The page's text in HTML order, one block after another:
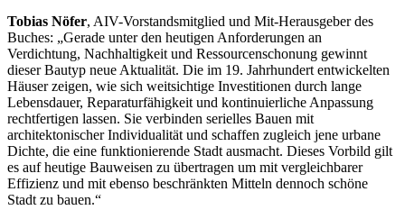
Tobias Nöfer, AIV-Vorstandsmitglied und Mit-Herausgeber des
Buches: „Gerade unter den heutigen Anforderungen an
Verdichtung, Nachhaltigkeit und Ressourcenschonung gewinnt
dieser Bautyp neue Aktualität. Die im 19. Jahrhundert entwickelten
Häuser zeigen, wie sich weitsichtige Investitionen durch lange
Lebensdauer, Reparaturfähigkeit und kontinuierliche Anpassung
rechtfertigen lassen. Sie verbinden serielles Bauen mit
architektonischer Individualität und schaffen zugleich jene urbane
Dichte, die eine funktionierende Stadt ausmacht. Dieses Vorbild gilt
es auf heutige Bauweisen zu übertragen um mit vergleichbarer
Effizienz und mit ebenso beschränkten Mitteln dennoch schöne
Stadt zu bauen.“